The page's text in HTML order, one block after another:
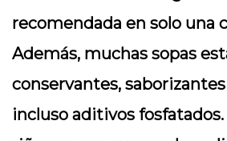
recomendada en solo una
Además, muchas sopas
conservantes,
incluso aditivos